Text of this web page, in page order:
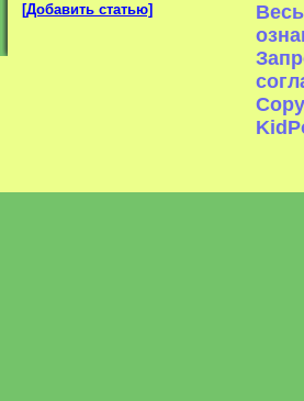
[Добавить статью]